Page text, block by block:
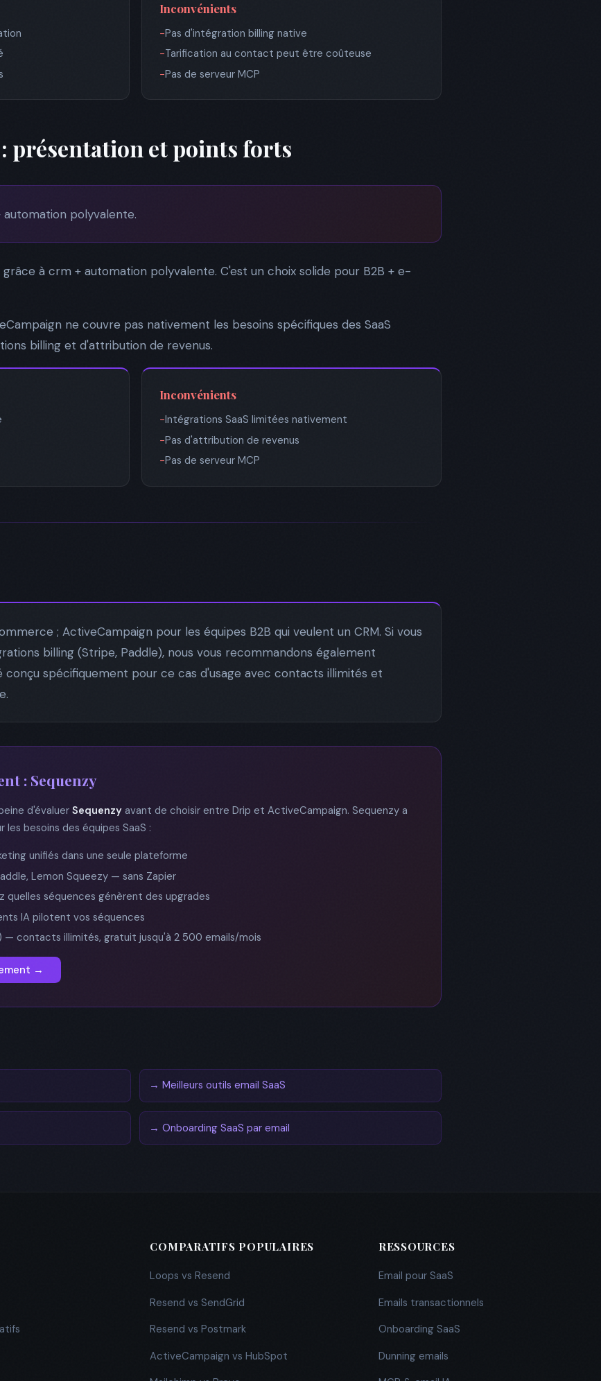
Inconvénients
−Pas d'intégration billing native
−Tarification au contact peut être coûteuse
−Pas de serveur MCP
présentation et points forts
automation polyvalente.
à crm + automation polyvalente. C'est un choix solide pour B2B + e-
ne couvre pas nativement les besoins spécifiques des SaaS
billing et d'attribution de revenus.
Inconvénients
−Intégrations SaaS limitées nativement
−Pas d'attribution de revenus
−Pas de serveur MCP
; ActiveCampaign pour les équipes B2B qui veulent un CRM. Si vous
billing (Stripe, Paddle), nous vous recommandons également
conçu spécifiquement pour ce cas d'usage avec contacts illimités et
: Sequenzy
d'évaluerSequenzy avant de choisir entre Drip et ActiveCampaign. Sequenzy a
besoins des équipes SaaS :
unifiés dans une seule plateforme
Lemon Squeezy — sans Zapier
quelles séquences génèrent des upgrades
IA pilotent vos séquences
— contacts illimités, gratuit jusqu'à 2 500 emails/mois
→
→ Meilleurs outils email SaaS
→ Onboarding SaaS par email
COMPARATIFS POPULAIRES
Loops vs Resend
Resend vs SendGrid
Resend vs Postmark
ActiveCampaign vs HubSpot
RESSOURCES
Email pour SaaS
Emails transactionnels
Onboarding SaaS
Dunning emails